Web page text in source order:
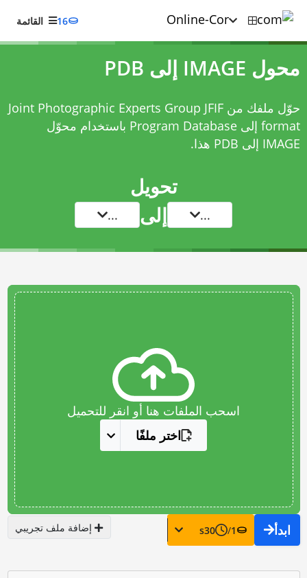
16 القائمة
محول IMAGE إلى PDB
حوّل ملفك من Joint Photographic Experts Group JFIF
format إلى Program Database باستخدام
محوّل
IMAGE إلى PDB
هذا.
تحويل
... إلى ...
اسحب الملفات هنا أو انقر للتحميل
اختر ملفًا
ابدأ 1
/
30
s إضافة ملف تجريبي